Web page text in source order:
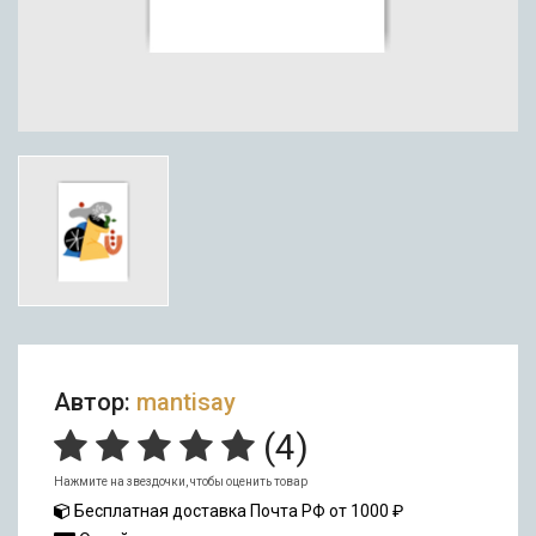
Автор: mantisay
(4)
Нажмите на звездочки, чтобы оценить товар
Бесплатная доставка Почта РФ от 1000 ₽